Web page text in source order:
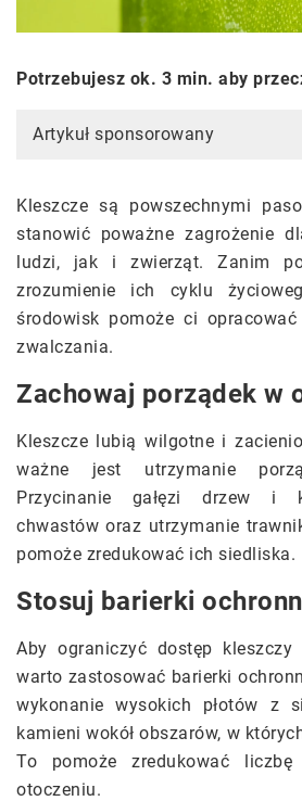
Potrzebujesz ok. 3 min. aby
Artykuł sponsorowany
Kleszcze są powszechnymi
stanowić poważne zagrożenie
ludzi, jak i zwierząt. Zanim
zrozumienie ich cyklu
środowisk pomoże ci
zwalczania.
Zachowaj porządek w
Kleszcze lubią wilgotne i
ważne jest utrzymanie
Przycinanie gałęzi drzew i
chwastów oraz utrzymanie
pomoże zredukować ich siedliska.
Stosuj barierki
Aby ograniczyć dostęp
warto zastosować barierki
wykonanie wysokich płotów z
kamieni wokół obszarów, w
To pomoże zredukować
otoczeniu.